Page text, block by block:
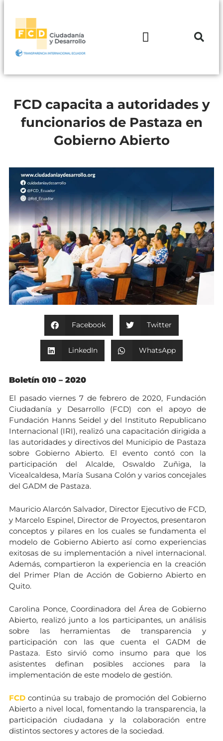
FCD capacita a autoridades y
funcionarios de Pastaza en
Gobierno Abierto
Facebook Twitter
LinkedIn WhatsApp
Boletín 010 – 2020
El pasado viernes 7 de febrero de 2020, Fundación
Ciudadanía y Desarrollo (FCD) con el apoyo de
Fundación Hanns Seidel y del Instituto Republicano
Internacional (IRI), realizó una capacitación dirigida a
las autoridades y directivos del Municipio de Pastaza
sobre Gobierno Abierto. El evento contó con la
participación del Alcalde, Oswaldo Zuñiga, la
Vicealcaldesa, María Susana Colón y varios concejales
del GADM de Pastaza.
Mauricio Alarcón Salvador, Director Ejecutivo de FCD,
y Marcelo Espinel, Director de Proyectos, presentaron
conceptos y pilares en los cuales se fundamenta el
modelo de Gobierno Abierto así como experiencias
exitosas de su implementación a nivel internacional.
Además, compartieron la experiencia en la creación
del Primer Plan de Acción de Gobierno Abierto en
Quito.
Carolina Ponce, Coordinadora del Área de Gobierno
Abierto, realizó junto a los participantes, un análisis
sobre las herramientas de transparencia y
participación con las que cuenta el GADM de
Pastaza. Esto sirvió como insumo para que los
asistentes definan posibles acciones para la
implementación de este modelo de gestión.
FCD continúa su trabajo de promoción del Gobierno
Abierto a nivel local, fomentando la transparencia, la
participación ciudadana y la colaboración entre
distintos sectores y actores de la sociedad.